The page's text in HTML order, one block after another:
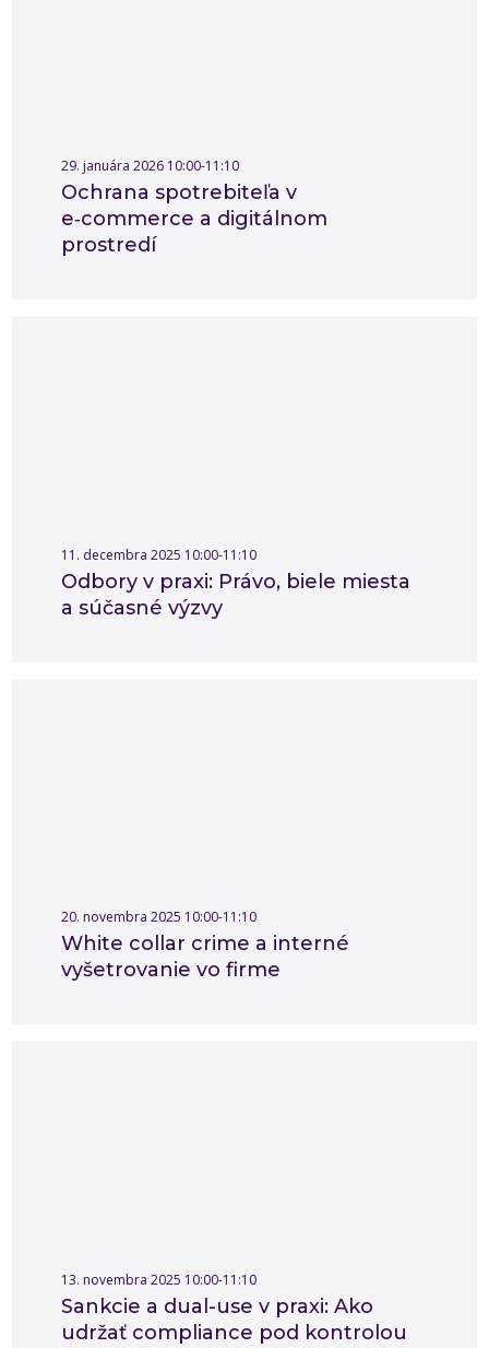
29. januára 2026 10:00-11:10
Ochrana spotrebiteľa v
e‑commerce a digitálnom
prostredí
11. decembra 2025 10:00-11:10
Odbory v praxi: Právo, biele miesta
a súčasné výzvy
20. novembra 2025 10:00-11:10
White collar crime a interné
vyšetrovanie vo firme
13. novembra 2025 10:00-11:10
Sankcie a dual-use v praxi: Ako
udržať compliance pod kontrolou